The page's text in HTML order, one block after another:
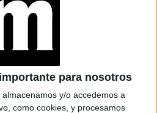
para nosotros
almacenamos y/o accedemos a
como cookies, y procesamos